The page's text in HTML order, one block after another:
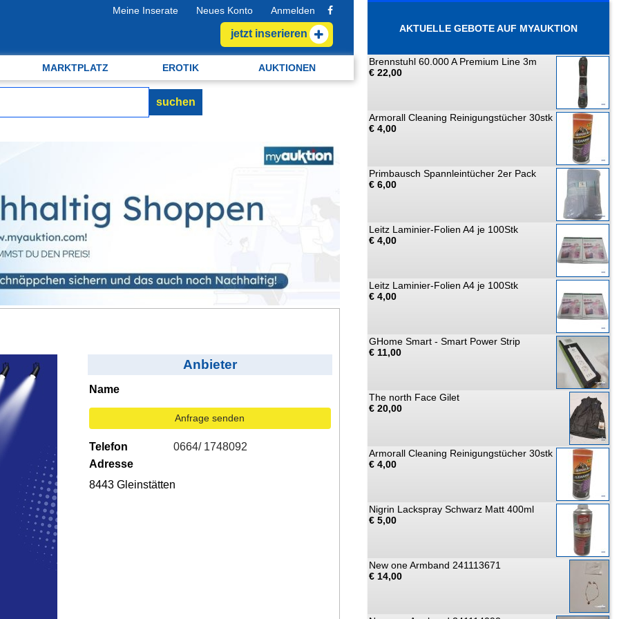
Meine Inserate Neues Konto Anmelden
jetzt inserieren
MARKTPLATZ EROTIK AUKTIONEN
suchen
AKTUELLE GEBOTE AUF MYAUKTION
Brennstuhl 60.000 A Premium Line 3m
€ 22,00
Armorall Cleaning Reinigungstücher 30stk
€ 4,00
Primbausch Spannleintücher 2er Pack
€ 6,00
Leitz Laminier-Folien A4 je 100Stk
€ 4,00
Leitz Laminier-Folien A4 je 100Stk
€ 4,00
GHome Smart - Smart Power Strip
€ 11,00
The north Face Gilet
€ 20,00
Armorall Cleaning Reinigungstücher 30stk
€ 4,00
Nigrin Lackspray Schwarz Matt 400ml
€ 5,00
New one Armband 241113671
€ 14,00
Anbieter
Name
Anfrage senden
Telefon
0664/ 1748092
Adresse
8443 Gleinstätten